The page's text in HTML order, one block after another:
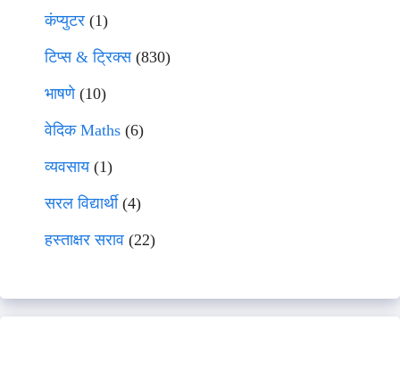
कंप्युटर (1)
टिप्स & ट्रिक्स(830)
भाषणे(10)
वेदिक Maths (6)
व्यवसाय(1)
सरल विद्यार्थी(4)
हस्ताक्षर सराव (22)